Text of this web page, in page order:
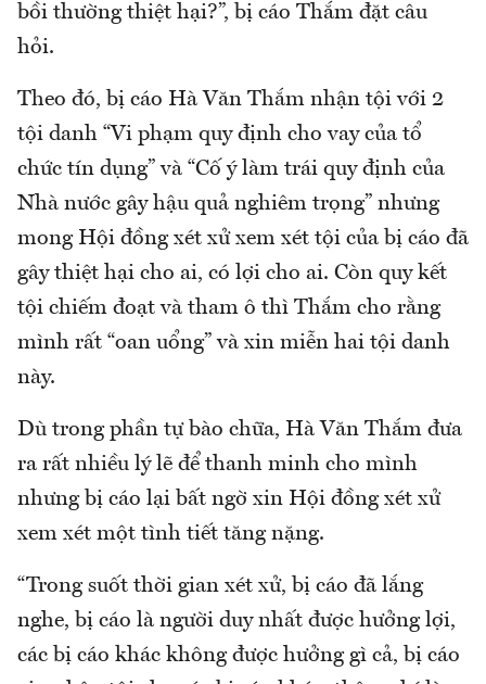
bồi thường thiệt hại?”, bị cáo Thắm đặt câu
hỏi.
Theo đó, bị cáo Hà Văn Thắm nhận tội với 2
tội danh “Vi phạm quy định cho vay của tổ
chức tín dụng” và “Cố ý làm trái quy định của
Nhà nước gây hậu quả nghiêm trọng” nhưng
mong Hội đồng xét xử xem xét tội của bị cáo đã
gây thiệt hại cho ai, có lợi cho ai. Còn quy kết
tội chiếm đoạt và tham ô thì Thắm cho rằng
mình rất “oan uổng” và xin miễn hai tội danh
này.
Dù trong phần tự bào chữa, Hà Văn Thắm đưa
ra rất nhiều lý lẽ để thanh minh cho mình
nhưng bị cáo lại bất ngờ xin Hội đồng xét xử
xem xét một tình tiết tăng nặng.
“Trong suốt thời gian xét xử, bị cáo đã lắng
nghe, bị cáo là người duy nhất được hưởng lợi,
các bị cáo khác không được hưởng gì cả, bị cáo